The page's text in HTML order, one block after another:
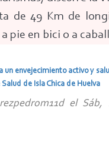
de 49 Km de
pie en bici o a
un envejecimiento activo y
Salud de Isla Chica de Huelva
el Sáb,